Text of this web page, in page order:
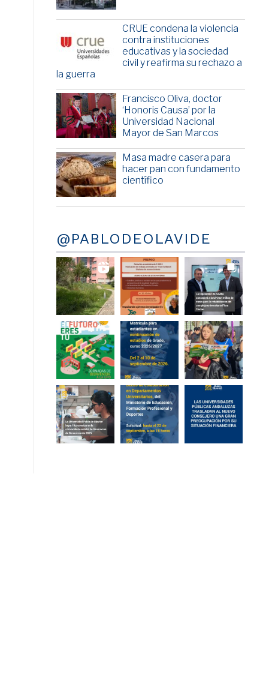
CRUE condena la violencia
contra instituciones
educativas y la sociedad
civil y reafirma su rechazo a
la guerra
Francisco Oliva, doctor
‘Honoris Causa’ por la
Universidad Nacional
Mayor de San Marcos
Masa madre casera para
hacer pan con fundamento
científico
@PABLODEOLAVIDE